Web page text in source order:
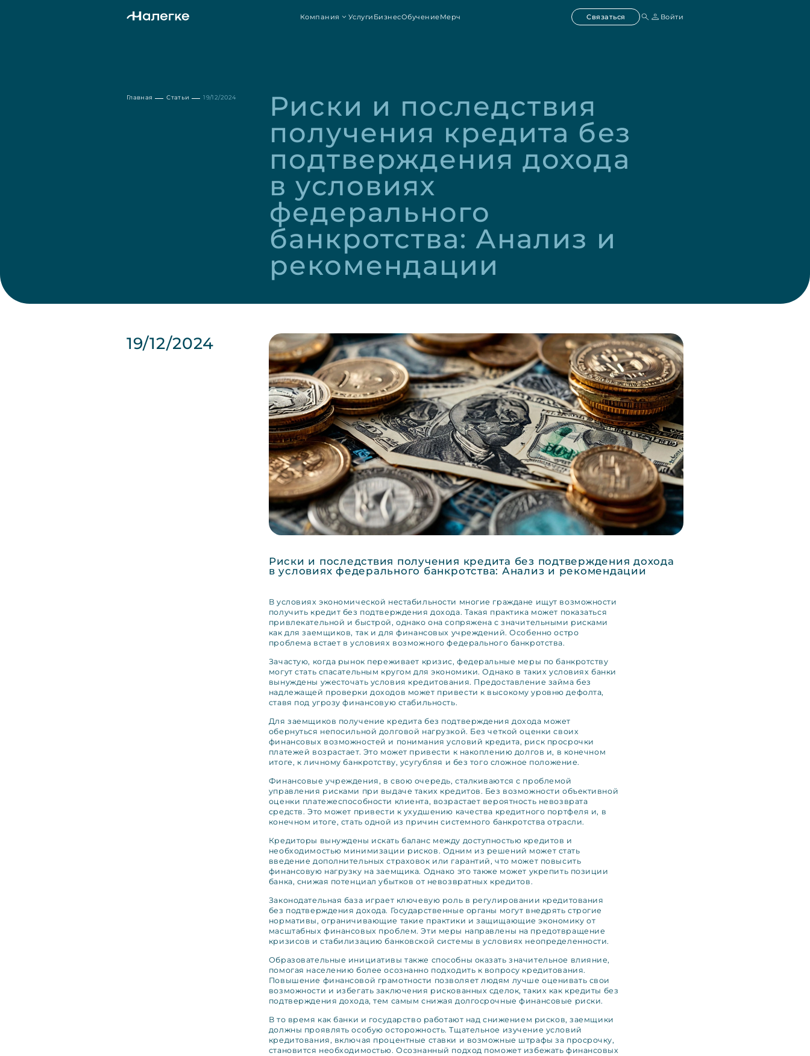
Компания Услуги БизнесОбучениеМерч Связаться Войти
Главная Статьи 19/12/2024
Риски и последствия
получения кредита без
подтверждения дохода
в условиях
федерального
банкротства: Анализ и
рекомендации
19/12/2024
Риски и последствия получения кредита без подтверждения дохода
в условиях федерального банкротства: Анализ и рекомендации
В условиях экономической нестабильности многие граждане ищут возможности
получить кредит без подтверждения дохода. Такая практика может показаться
привлекательной и быстрой, однако она сопряжена с значительными рисками
как для заемщиков, так и для финансовых учреждений. Особенно остро
проблема встает в условиях возможного федерального банкротства.
Зачастую, когда рынок переживает кризис, федеральные меры по банкротству
могут стать спасательным кругом для экономики. Однако в таких условиях банки
вынуждены ужесточать условия кредитования. Предоставление займа без
надлежащей проверки доходов может привести к высокому уровню дефолта,
ставя под угрозу финансовую стабильность.
Для заемщиков получение кредита без подтверждения дохода может
обернуться непосильной долговой нагрузкой. Без четкой оценки своих
финансовых возможностей и понимания условий кредита, риск просрочки
платежей возрастает. Это может привести к накоплению долгов и, в конечном
итоге, к личному банкротству, усугубляя и без того сложное положение.
Финансовые учреждения, в свою очередь, сталкиваются с проблемой
управления рисками при выдаче таких кредитов. Без возможности объективной
оценки платежеспособности клиента, возрастает вероятность невозврата
средств. Это может привести к ухудшению качества кредитного портфеля и, в
конечном итоге, стать одной из причин системного банкротства отрасли.
Кредиторы вынуждены искать баланс между доступностью кредитов и
необходимостью минимизации рисков. Одним из решений может стать
введение дополнительных страховок или гарантий, что может повысить
финансовую нагрузку на заемщика. Однако это также может укрепить позиции
банка, снижая потенциал убытков от невозвратных кредитов.
Законодательная база играет ключевую роль в регулировании кредитования
без подтверждения дохода. Государственные органы могут внедрять строгие
нормативы, ограничивающие такие практики и защищающие экономику от
масштабных финансовых проблем. Эти меры направлены на предотвращение
кризисов и стабилизацию банковской системы в условиях неопределенности.
Образовательные инициативы также способны оказать значительное влияние,
помогая населению более осознанно подходить к вопросу кредитования.
Повышение финансовой грамотности позволяет людям лучше оценивать свои
возможности и избегать заключения рискованных сделок, таких как кредиты без
подтверждения дохода, тем самым снижая долгосрочные финансовые риски.
В то время как банки и государство работают над снижением рисков, заемщики
должны проявлять особую осторожность. Тщательное изучение условий
кредитования, включая процентные ставки и возможные штрафы за просрочку,
становится необходимостью. Осознанный подход поможет избежать финансовых